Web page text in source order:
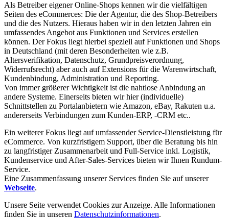
Als Betreiber eigener Online-Shops kennen wir die vielfältigen
Seiten des eCommerces: Die der Agentur, die des Shop-Betreibers
und die des Nutzers. Hieraus haben wir in den letzten Jahren ein
umfassendes Angebot aus Funktionen und Services erstellen
können. Der Fokus liegt hierbei speziell auf Funktionen und Shops
in Deutschland (mit deren Besonderheiten wie z.B.
Altersverifikation, Datenschutz, Grundpreisverordnung,
Widerrufsrecht) aber auch auf Extensions für die Warenwirtschaft,
Kundenbindung, Administration und Reporting.
Von immer größerer Wichtigkeit ist die nahtlose Anbindung an
andere Systeme. Einerseits bieten wir hier (individuelle)
Schnittstellen zu Portalanbietern wie Amazon, eBay, Rakuten u.a.
andererseits Verbindungen zum Kunden-ERP, -CRM etc..
Ein weiterer Fokus liegt auf umfassender Service-Dienstleistung für
eCommerce. Von kurzfristigem Support, über die Beratung bis hin
zu langfristiger Zusammenarbeit und Full-Service inkl. Logistik,
Kundenservice und After-Sales-Services bieten wir Ihnen Rundum-
Service.
Eine Zusammenfassung unserer Services finden Sie auf unserer
Webseite.
Unsere Seite verwendet Cookies zur Anzeige. Alle Informationen
finden Sie in unseren Datenschutzinformationen.